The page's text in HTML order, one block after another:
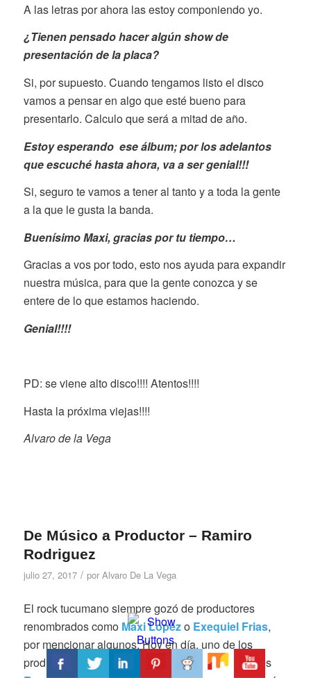
A las letras por ahora las estoy componiendo yo.
¿Tienen pensado hacer algún show de
presentación de la placa?
Si, por supuesto. Cuando tengamos listo el disco
vamos a pensar en algo que esté bueno para
presentarlo. Calculo que será a mitad de año.
Estoy esperando ese álbum; por los adelantos
que escuché hasta ahora, va a ser genial!!!
Si, seguro te vamos a tener al tanto y a toda la gente
a la que le gusta la banda.
Buenísimo Maxi, gracias por tu tiempo…
Gracias a vos por todo, esto nos ayuda para expandir
nuestra música, para que la gente conozca y se
entere de lo que estamos haciendo.
Genial!!!!
PD: se viene alto disco!!!! Atentos!!!!
Hasta la próxima viejas!!!!
Alvaro de la Vega
De Músico a Productor – Ramiro
Rodriguez
julio 27, 2017 / por Alvaro De La Vega
El rock tucumano siempre gozó de productores
renombrados como Maxi Lopezo Exequiel Frias,
por mencionar algunos. Hoy en día, uno de los
productores más requeridos a la hora de grabar es